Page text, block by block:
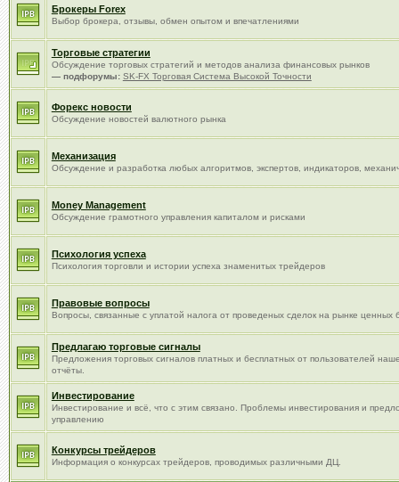
Брокеры Forex
Выбор брокера, отзывы, обмен опытом и впечатлениями
Торговые стратегии
Обсуждение торговых стратегий и методов анализа финансовых рынков
— подфорумы: SK-FX Торговая Система Высокой Точности
Форекс новости
Обсуждение новостей валютного рынка
Механизация
Обсуждение и разработка любых алгоритмов, экспертов, индикаторов,
Money Management
Обсуждение грамотного управления капиталом и рисками
Психология успеха
Психология торговли и истории успеха знаменитых трейдеров
Правовые вопросы
Вопросы, связанные с уплатой налога от проведеных сделок на рынке ценных
Предлагаю торговые сигналы
Предложения торговых сигналов платных и бесплатных от пользователей
отчёты.
Инвестирование
Инвестирование и всё, что с этим связано. Проблемы инвестирования и
управлению
Конкурсы трейдеров
Информация о конкурсах трейдеров, проводимых различными ДЦ.